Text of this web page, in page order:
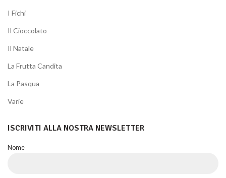
I Fichi
Il Cioccolato
Il Natale
La Frutta Candita
La Pasqua
Varie
ISCRIVITI ALLA NOSTRA NEWSLETTER
Nome